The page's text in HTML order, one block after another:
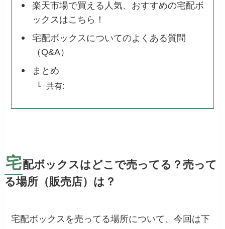
楽天市場で買える人気、おすすめの宅配ボ
ックスはこちら！
宅配ボックスについてのよくある質問
（Q&A）
まとめ
共有:
宅配ボックスはどこで売ってる？売って
る場所（販売店）は？
宅配ボックスを売ってる場所について、今回は下